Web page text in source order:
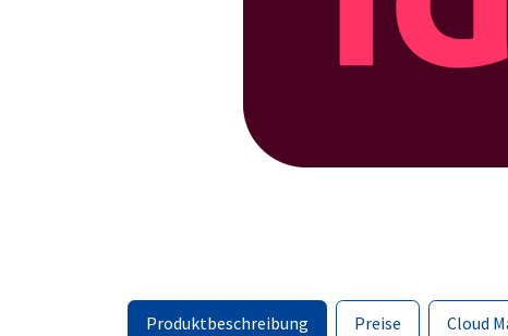
Produktbeschreibung Preise Cloud